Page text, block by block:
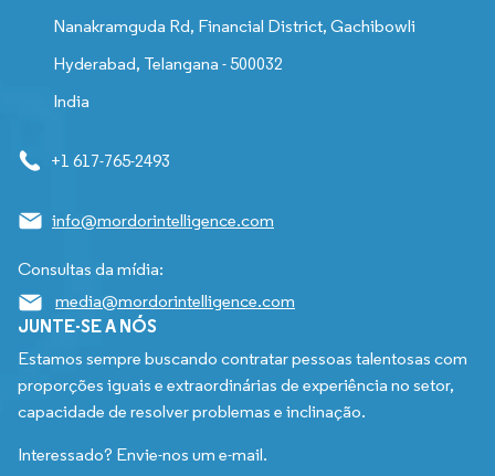
Nanakramguda Rd, Financial District, Gachibowli
Hyderabad, Telangana - 500032
India
+1 617-765-2493
info@mordorintelligence.com
Consultas da mídia:
media@mordorintelligence.com
JUNTE-SE A NÓS
Estamos sempre buscando contratar pessoas talentosas com
proporções iguais e extraordinárias de experiência no setor,
capacidade de resolver problemas e inclinação.
Interessado? Envie-nos um e-mail.